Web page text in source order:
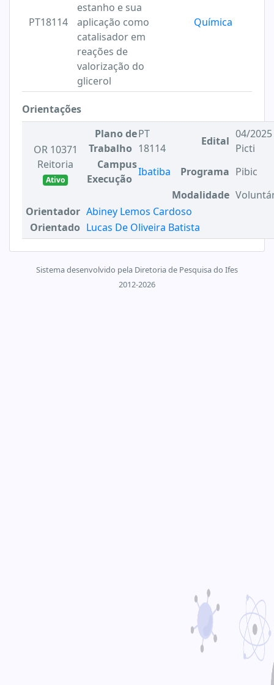
PT18114
estanho e sua
aplicação como
catalisador em
reações de
valorização do
glicerol
Química
Orientações
OR 10371
Reitoria
Ativo
Plano de
Trabalho
PT
18114
Edital
04/2025
Picti
Campus
Execução
Ibatiba Programa Pibic
Modalidade
Orientador Abiney Lemos Cardoso
Orientado Lucas De Oliveira Batista
Sistema desenvolvido pela Diretoria de Pesquisa do Ifes
2012-2026